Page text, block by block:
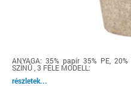
ANYAGA: 35% papír 35% PE, 20%
SZÍNŰ , 3 FÉLE MODELL:
részletek...